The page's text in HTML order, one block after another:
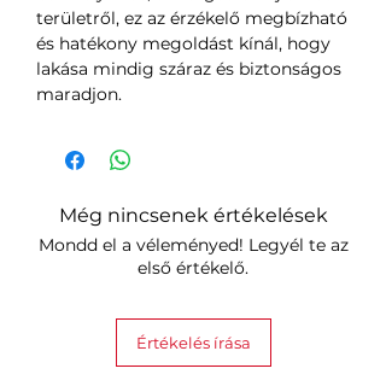
területről, ez az érzékelő megbízható
és hatékony megoldást kínál, hogy
lakása mindig száraz és biztonságos
maradjon.
Még nincsenek értékelések
Mondd el a véleményed! Legyél te az
első értékelő.
Értékelés írása